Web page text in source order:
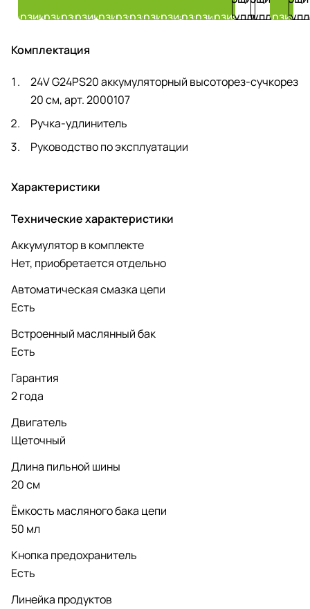
Greenworks
G24X2C8
корзину24V
2957907
корзину
корзину
корзинукорзину
корзину
корзину
корзину
корзину
корзину
корзину
2946207
корзину
2939207
поступлении
2939307
поступлении
корзину
24V
Комплектация
24V G24PS20 аккумуляторный высоторез-сучкорез
20 см, арт. 2000107
Ручка-удлинитель
Руководство по эксплуатации
Характеристики
Технические характеристики
Аккумулятор в комплекте
Нет, приобретается отдельно
Автоматическая смазка цепи
Есть
Встроенный маслянный бак
Есть
Гарантия
2 года
Двигатель
Щеточный
Длина пильной шины
20 см
Ёмкость масляного бака цепи
50 мл
Кнопка предохранитель
Есть
Линейка продуктов